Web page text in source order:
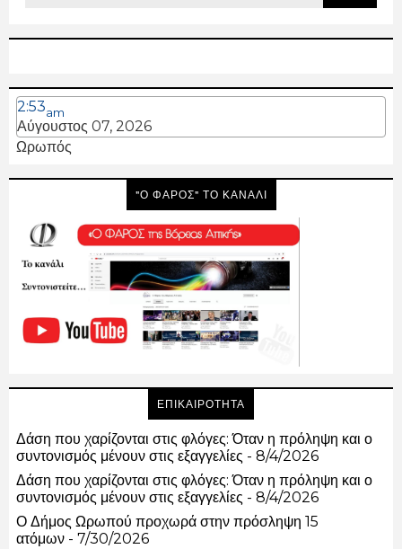
2:53am
Αύγουστος 07, 2026
Ωρωπός
"Ο ΦΑΡΟΣ" ΤΟ ΚΑΝΑΛΙ
ΕΠΙΚΑΙΡΟΤΗΤΑ
Δάση που χαρίζονται στις φλόγες: Όταν η πρόληψη και ο
συντονισμός μένουν στις εξαγγελίες - 8/4/2026
Δάση που χαρίζονται στις φλόγες: Όταν η πρόληψη και ο
συντονισμός μένουν στις εξαγγελίες - 8/4/2026
Ο Δήμος Ωρωπού προχωρά στην πρόσληψη 15
ατόμων - 7/30/2026